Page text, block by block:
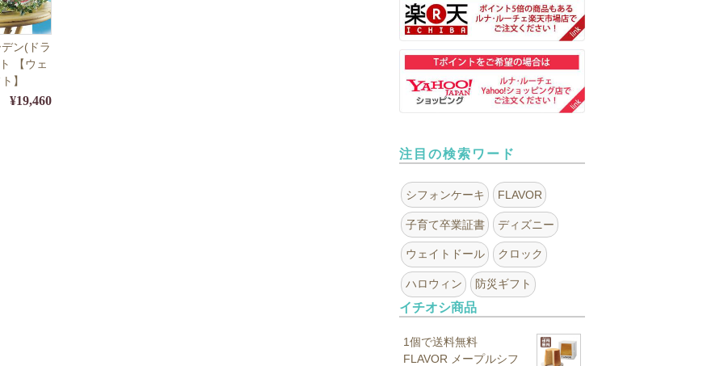
ン(ドラ
【ウェ
】
¥19,460
注目の検索ワード
シフォンケーキ FLAVOR
子育て卒業証書 ディズニー
ウェイトドール クロック
ハロウィン 防災ギフト
イチオシ商品
1個で送料無料
FLAVOR メープルシフ